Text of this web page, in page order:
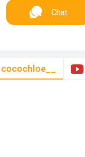
Chat
cocochloe__